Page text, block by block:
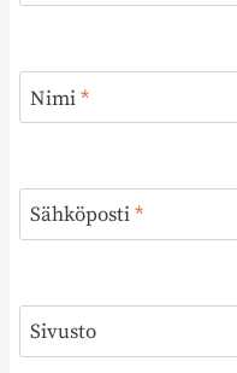
Nimi*
Sähköposti*
Sivusto